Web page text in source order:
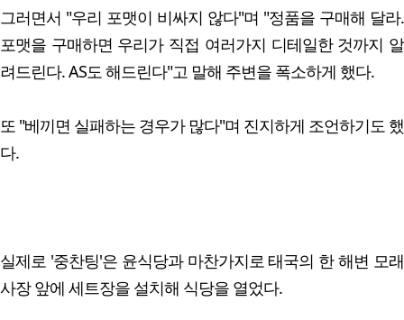
그러면서 "우리 포맷이 비싸지 않다"며 "정품을 구매해 달라.
포맷을 구매하면 우리가 직접 여러가지 디테일한 것까지 알
려드린다. AS도 해드린다"고 말해 주변을 폭소하게 했다.
또 "베끼면 실패하는 경우가 많다"며 진지하게 조언하기도 했
다.
실제로 '중찬팅'은 윤식당과 마찬가지로 태국의 한 해변 모래
사장 앞에 세트장을 설치해 식당을 열었다.